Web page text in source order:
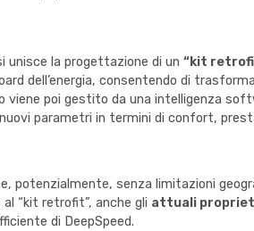
unisce la progettazione di un “kit
dell’energia, consentendo di
poi gestito da una intelligenza
parametri in termini di confort,
potenzialmente, senza limitazioni
“kit retrofit”, anche gli attuali
di DeepSpeed.